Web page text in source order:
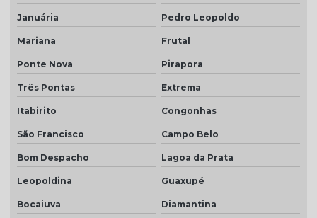
Telhas dupla face
Valor da telha americana esmaltada
Januária Pedro Leopoldo
Mariana Frutal
Ponte Nova Pirapora
Três Pontas Extrema
Itabirito Congonhas
São Francisco Campo Belo
Bom Despacho Lagoa da Prata
Leopoldina Guaxupé
Bocaiuva Diamantina